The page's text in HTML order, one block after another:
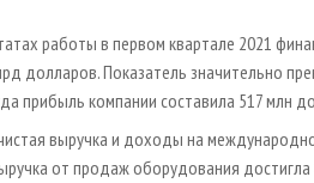
работы в первом квартале 2021
долларов. Показатель значительно
прибыль компании составила 517 млн
выручка и доходы на
от продаж оборудования